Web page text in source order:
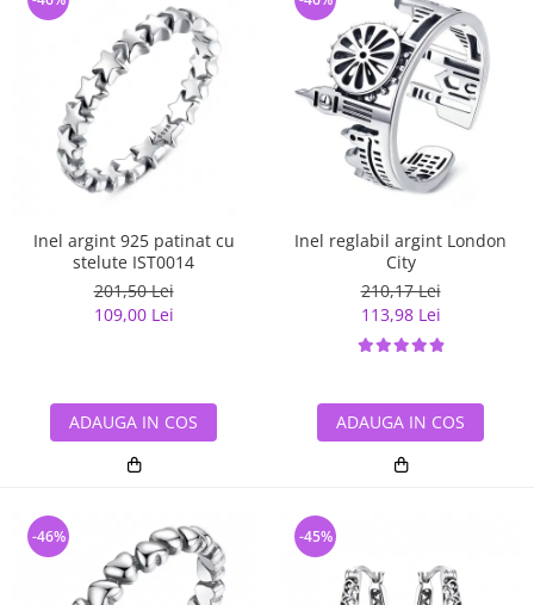
Inel argint 925 patinat cu
stelute IST0014
201,50 Lei
109,00 Lei
ADAUGA IN COS
Inel reglabil argint London
City
210,17 Lei
113,98 Lei
ADAUGA IN COS
-46% -45%